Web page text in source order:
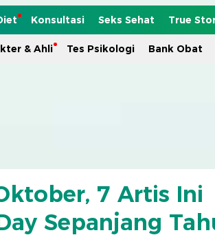
Konsultasi Seks Sehat True
& Ahli Tes Psikologi Bank Obat
7 Artis Ini
Sepanjang